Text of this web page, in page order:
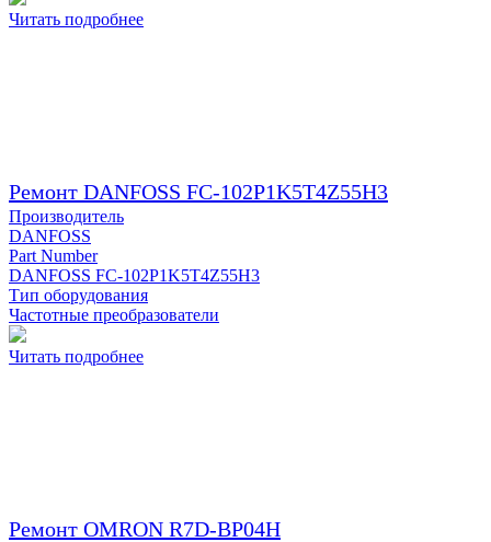
Читать подробнее
Ремонт DANFOSS FC-102P1K5T4Z55H3
Производитель
DANFOSS
Part Number
DANFOSS FC-102P1K5T4Z55H3
Тип оборудования
Частотные преобразователи
Читать подробнее
Ремонт OMRON R7D-BP04H